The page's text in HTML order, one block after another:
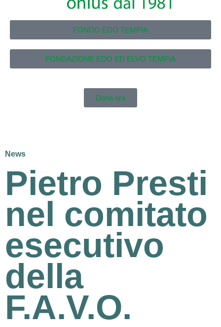
FONDO EDO TEMPIA
FONDAZIONE EDO ED ELVO TEMPIA
Dona ora
News
Pietro Presti
nel comitato
esecutivo
della
F.A.V.O.